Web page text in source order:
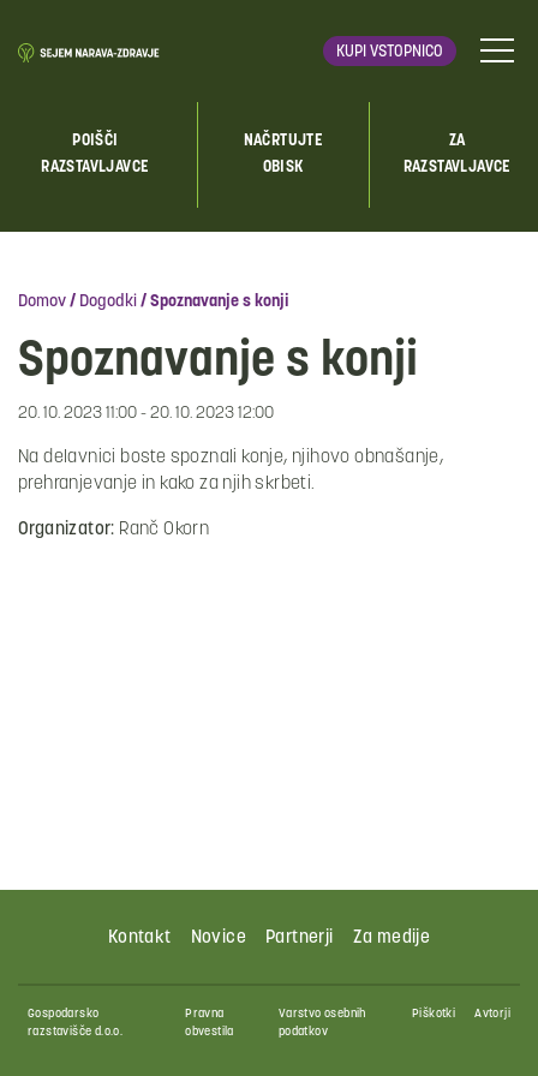
KUPI VSTOPNICO
POIŠČI
RAZSTAVLJAVCE
NAČRTUJTE
OBISK
ZA
RAZSTAVLJAVCE
Domov / Dogodki / Spoznavanje s konji
Spoznavanje s konji
20. 10. 2023 11:00 - 20. 10. 2023 12:00
Na delavnici boste spoznali konje, njihovo obnašanje,
prehranjevanje in kako za njih skrbeti.
Organizator: Ranč Okorn
Kontakt Novice Partnerji Za medije
Gospodarsko
razstavišče d.o.o.
Pravna
obvestila
Varstvo osebnih
podatkov
Piškotki Avtorji